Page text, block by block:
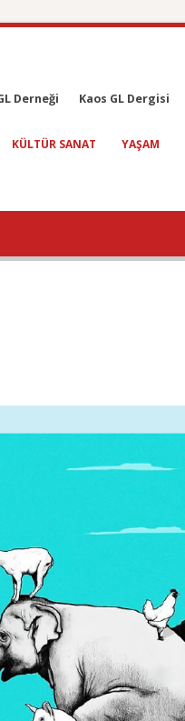
Derneği Kaos GL Dergisi
KÜLTÜR SANAT YAŞAM